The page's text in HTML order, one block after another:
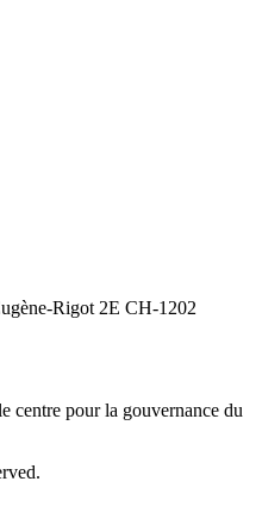
Rigot 2E CH-1202
centre pour la gouvernance du